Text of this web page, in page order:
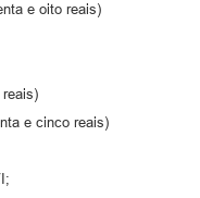
e oito reais)
e cinco reais)